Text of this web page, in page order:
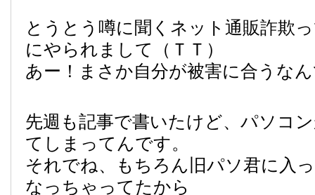
とうとう噂に聞くネット通販詐欺
にやられまして（ＴＴ）
あー！まさか自分が被害に合うな
先週も記事で書いたけど、パソコ
てしまってんです。
それでね、もちろん旧パソ君に入
なっちゃってたから